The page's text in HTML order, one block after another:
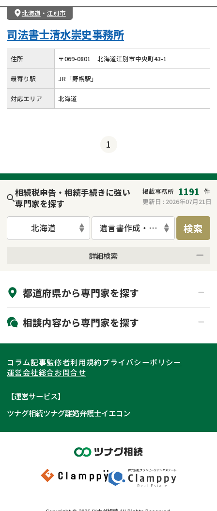
北海道 ・ 江別市
司法書士清水崇史事務所
住所 〒069-0801 北海道江別市中央町43-1
最寄り駅 JR「野幌駅」
対応エリア 北海道
1
相続税申告・相続手続きに強い
専門家を探す
掲載事務所 1191 件
更新日 : 2026年07月21日
北海道 遺言書作成・遺言執行 検索
詳細検索
初回相談無料
土日祝の相談可能
都道府県から専門家を探す
北海道・東北
北海道 青森県
岩手県 宮城県
秋田県
福島県
関東
東京都 神奈川県
埼玉県
茨城県 群馬県
東海
愛知県
岐阜県 山梨県
関西
大阪府 京都府
奈良県
和歌山県
北陸・甲信越
石川県
富山県
岡山県
九州・沖縄
相談内容から専門家を探す
相続登記
遺産分割
相続手続き
家族信託
成年後見・任意後見
相続財産調査
不動産評価(相続不動産)
相続トラブル
コラム記事監修者利用規約プライバシーポリシー
運営会社総合お問合せ
【運営サービス】
ツナグ相続ツナグ離婚弁護士イエコン